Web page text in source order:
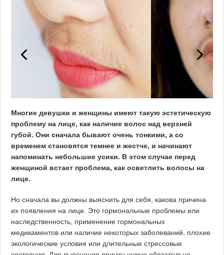
Многие девушки и женщины имеют такую эстетическую
проблему на лице, как наличие волос над верхней
губой. Они сначала бывают очень тонкими, а со
временем становятся темнее и жестче, и начинают
напоминать небольшие усики. В этом случае перед
женщиной встает проблема, как осветлить волосы на
лице.
Но сначала вы должны выяснить для себя, какова причина
их появления на лице. Это гормональные проблемы или
наследственность, применение гормональных
медикаментов или наличие некоторых заболеваний, плохие
экологические условия или длительные стрессовые